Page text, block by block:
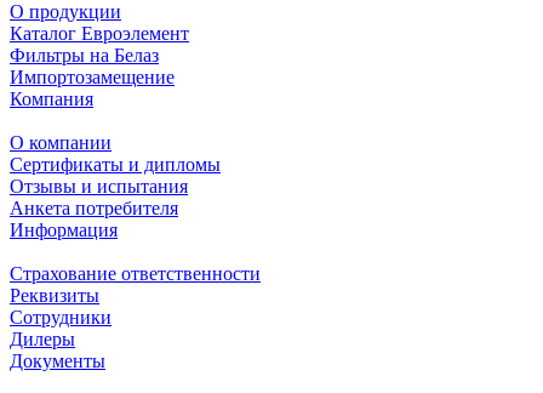
О продукции
Каталог Евроэлемент
Фильтры на Белаз
Импортозамещение
Компания
О компании
Сертификаты и дипломы
Отзывы и испытания
Анкета потребителя
Информация
Страхование ответственности
Реквизиты
Сотрудники
Дилеры
Документы